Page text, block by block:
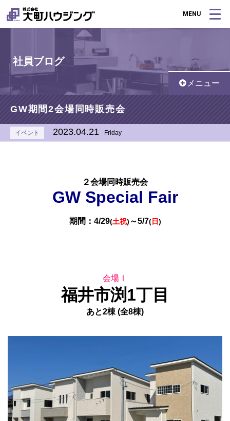
MENU
社員ブログ
メニュー
GW期間2会場同時販売会
イベント 2023.04.21 Friday
２会場同時販売会
GW Special Fair
期間： 4/29(土祝) ～5/7(日)
会場Ⅰ
福井市渕1丁目
あと2棟 (全8棟)